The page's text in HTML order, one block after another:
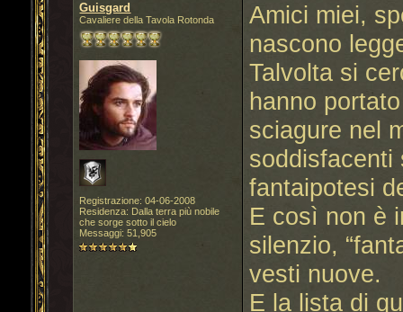
Guisgard
Cavaliere della Tavola Rotonda
Registrazione: 04-06-2008
Residenza: Dalla terra più nobile
che sorge sotto il cielo
Messaggi: 51,905
Amici miei,
nascono
Talvolta si
hanno
sciagure nel
soddisfacenti
fantaipotesi
E così non è
silenzio,
vesti nuove.
E la lista di